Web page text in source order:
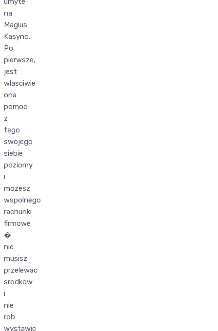
na
Magius
Kasyno.
Po
pierwsze,
jest
wlasciwie
ona
pomoc
z
tego
swojego
siebie
poziomy
i
mozesz
wspolnego
rachunki
firmowe
�
nie
musisz
przelewac
srodkow
i
nie
rob
wystawic